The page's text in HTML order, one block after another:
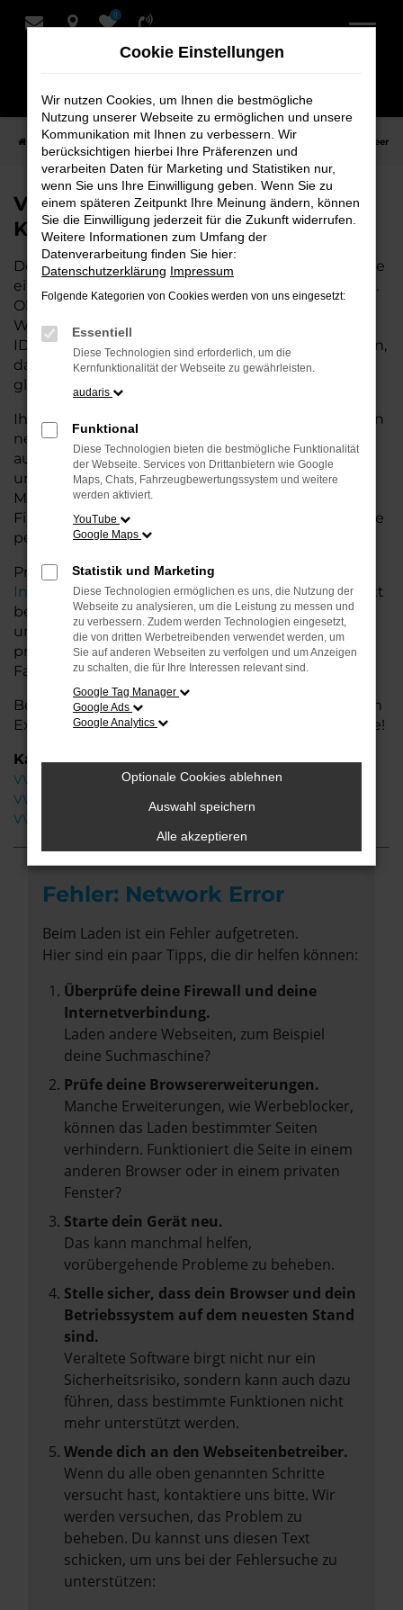
Zum
0
Startseite Leer VW VW ID.3 Fahrzeuge bei Schmidt + Koch für Leer
VW ID.3 Fahrzeuge bei Schmidt +
Koch für Leer
Der VW ID.3 ist die perfekte Wahl für alle in Leer, die
ein zuverlässiges und modernes Fahrzeug suchen.
Ob für den täglichen Arbeitsweg,
Wochenendausflüge oder lange Reisen, der VW
ID.3 bietet Komfort, Effizienz und modernes Design,
das sowohl in der Stadt als auch auf dem Land
glänzt.
Ihr VW Autohaus in der Nähe von Leer bietet Ihnen
neben einer breiten Auswahl an VW Fahrzeugen
auch umfassende Beratung und Service. Wir
unterstützen Sie bei der Auswahl des passenden
Modells und bieten maßgeschneiderte
Finanzierungslösungen sowie Leasingoptionen, die
perfekt zu Ihrem Budget und Bedarf passen.
Profitieren Sie von zusätzlichen Services wie
Inzahlungnahme,Wartung und Reparaturen direkt
bei Ihrem VW Autohaus in der Nähe von Leer. Mit
unserer großen Auswahl an Fahrzeugen und der
professionellen Beratung finden Sie bei uns das
Fahrzeug, das Ihre Ansprüche erfüllt.
Besuchen Sie uns und lassen Sie sich von unserem
Expertenteam beraten – der VW ID.3 wartet auf Sie!
Kategorie
VW ID.3 Leer
VW ID.3 Gebrauchtwagen Leer
VW ID.3 Neuwagen Leer
Fehler: Network Error
Beim Laden ist ein Fehler aufgetreten.
Hier sind ein paar Tipps, die dir helfen können:
Überprüfe deine Firewall und deine
Internetverbindung.
Laden andere Webseiten, zum Beispiel
deine Suchmaschine?
Prüfe deine Browsererweiterungen.
Manche Erweiterungen, wie Werbeblocker,
können das Laden bestimmter Seiten
verhindern. Funktioniert die Seite in einem
anderen Browser oder in einem privaten
Fenster?
Starte dein Gerät neu.
Das kann manchmal helfen,
vorübergehende Probleme zu beheben.
Stelle sicher, dass dein Browser und dein
Betriebssystem auf dem neuesten Stand
sind.
Veraltete Software birgt nicht nur ein
Sicherheitsrisiko, sondern kann auch dazu
führen, dass bestimmte Funktionen nicht
mehr unterstützt werden.
Wende dich an den Webseitenbetreiber.
Wenn du alle oben genannten Schritte
versucht hast, kontaktiere uns bitte. Wir
werden versuchen, das Problem zu
beheben. Du kannst uns diesen Text
schicken, um uns bei der Fehlersuche zu
unterstützen:
Cookie Einstellungen
Wir nutzen Cookies, um Ihnen die bestmögliche
Nutzung unserer Webseite zu ermöglichen und unsere
Kommunikation mit Ihnen zu verbessern. Wir
berücksichtigen hierbei Ihre Präferenzen und
verarbeiten Daten für Marketing und Statistiken nur,
wenn Sie uns Ihre Einwilligung geben. Wenn Sie zu
einem späteren Zeitpunkt Ihre Meinung ändern, können
Sie die Einwilligung jederzeit für die Zukunft widerrufen.
Weitere Informationen zum Umfang der
Datenverarbeitung finden Sie hier:
Datenschutzerklärung Impressum
Folgende Kategorien von Cookies werden von uns eingesetzt:
Essentiell
Diese Technologien sind erforderlich, um die
Kernfunktionalität der Webseite zu gewährleisten.
audaris
Funktional
Diese Technologien bieten die bestmögliche Funktionalität
der Webseite. Services von Drittanbietern wie Google
Maps, Chats, Fahrzeugbewertungssystem und weitere
werden aktiviert.
YouTube
Google Maps
Statistik und Marketing
Diese Technologien ermöglichen es uns, die Nutzung der
Webseite zu analysieren, um die Leistung zu messen und
zu verbessern. Zudem werden Technologien eingesetzt,
die von dritten Werbetreibenden verwendet werden, um
Sie auf anderen Webseiten zu verfolgen und um Anzeigen
zu schalten, die für Ihre Interessen relevant sind.
Google Tag Manager
Google Ads
Google Analytics
Optionale Cookies ablehnen
Auswahl speichern
Alle akzeptieren